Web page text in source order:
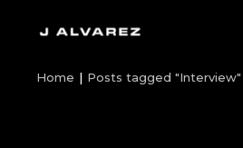
Home Posts tagged "Interview"